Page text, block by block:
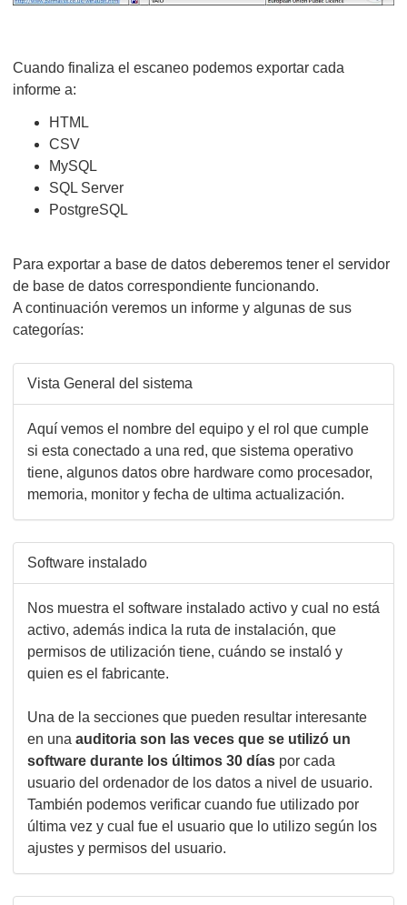
Cuando finaliza el escaneo podemos exportar cada
informe a:
HTML
CSV
MySQL
SQL Server
PostgreSQL
Para exportar a base de datos deberemos tener el servidor
de base de datos correspondiente funcionando.
A continuación veremos un informe y algunas de sus
categorías:
Vista General del sistema
Aquí vemos el nombre del equipo y el rol que cumple
si esta conectado a una red, que sistema operativo
tiene, algunos datos obre hardware como procesador,
memoria, monitor y fecha de ultima actualización.
Software instalado
Nos muestra el software instalado activo y cual no está
activo, además indica la ruta de instalación, que
permisos de utilización tiene, cuándo se instaló y
quien es el fabricante.
Una de la secciones que pueden resultar interesante
en una auditoria son las veces que se utilizó un
software durante los últimos 30 días por cada
usuario del ordenador de los datos a nivel de usuario.
También podemos verificar cuando fue utilizado por
última vez y cual fue el usuario que lo utilizo según los
ajustes y permisos del usuario.